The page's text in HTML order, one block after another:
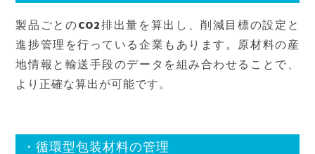
製品ごとのCO2排出量を算出し、削減目標の設定と
進捗管理を行っている企業もあります。原材料の産
地情報と輸送手段のデータを組み合わせることで、
より正確な算出が可能です。
・循環型包装材料の管理